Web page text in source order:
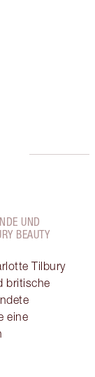
UND
BEAUTY
Tilbury
britische
eine